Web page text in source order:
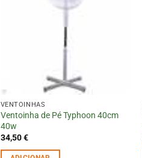
VENTOINHAS
Ventoinha de Pé Typhoon 40cm
40w
34,50€